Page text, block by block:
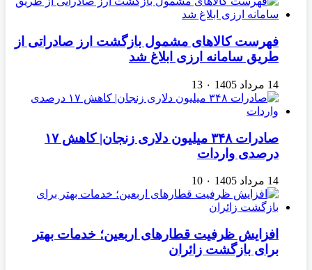
فهرست کالاهای مشمول بازگشت ارز صادراتی از
طریق سامانه ارزی ابلاغ شد
14 مرداد 1405 ۰ 13
صادرات ۳۴۸ میلیون دلاری زنجان| ‌کاهش ۱۷
درصدی واردات
14 مرداد 1405 ۰ 10
افزایش ظرفیت قطارهای اربعین؛ خدمات بهتر
برای بازگشت زائران